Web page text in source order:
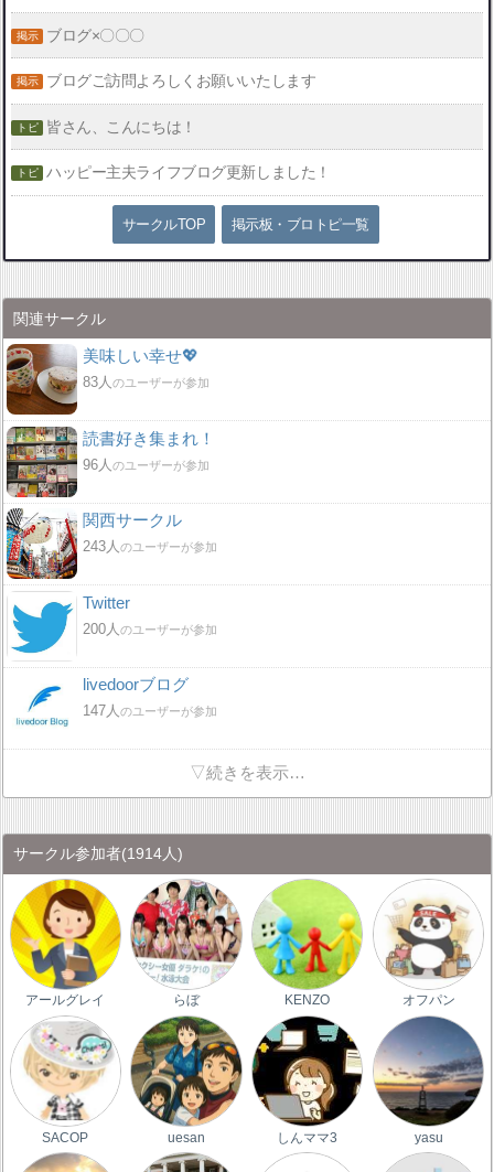
ブログ×〇〇〇
ブログご訪問よろしくお願いいたします
皆さん、こんにちは！
ハッピー主夫ライフブログ更新しました！
サークルTOP 掲示板・ブロトピ一覧
関連サークル
美味しい幸せ💖
83人のユーザーが参加
読書好き集まれ！
96人のユーザーが参加
関西サークル
243人のユーザーが参加
Twitter
200人のユーザーが参加
livedoorブログ
147人のユーザーが参加
▽続きを表示…
サークル参加者(1914人)
アールグレイ らぼ KENZO オフパン
SACOP uesan しんママ3 yasu